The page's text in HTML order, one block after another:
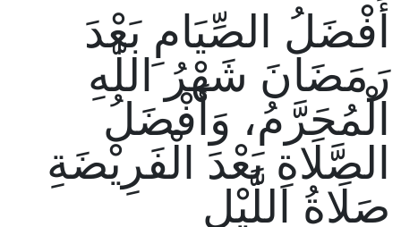
أَفْضَلُ الصِّيَامِ بَعْدَ
رَمَضَانَ شَهْرُ اللّٰهِ
الْمُحَرَّمُ، وَأَفْضَلُ
الصَّلَاةِ بَعْدَ الْفَرِيْضَةِ
صَلَاةُ اللَّيْلِ